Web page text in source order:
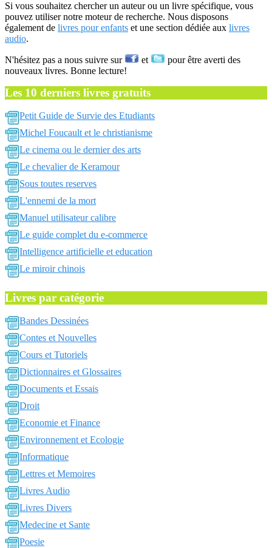
Si vous souhaitez chercher un auteur ou un livre spécifique, vous
pouvez utiliser notre moteur de recherche. Nous disposons
également de livres pour enfants et une section dédiée aux livres
audio.
N'hésitez pas a nous suivre sur et
pour être averti des
nouveaux livres. Bonne lecture!
Les 10 derniers livres gratuits
Petit Guide de Survie des Etudiants
Michel Foucault et le christianisme
Le cinema ou le dernier des arts
Le chevalier de Keramour
Sous toutes reserves
L'ennemi de la mort
Manuel utilisateur calibre
Le guide complet du e-commerce
Intelligence artificielle et education
Le miroir chinois
Livres par catégorie
Bandes Dessinées
Contes et Nouvelles
Cours et Tutoriels
Dictionnaires et Glossaires
Documents et Essais
Droit
Economie et Finance
Environnement et Ecologie
Informatique
Lettres et Memoires
Livres Audio
Livres Divers
Medecine et Sante
Poesie